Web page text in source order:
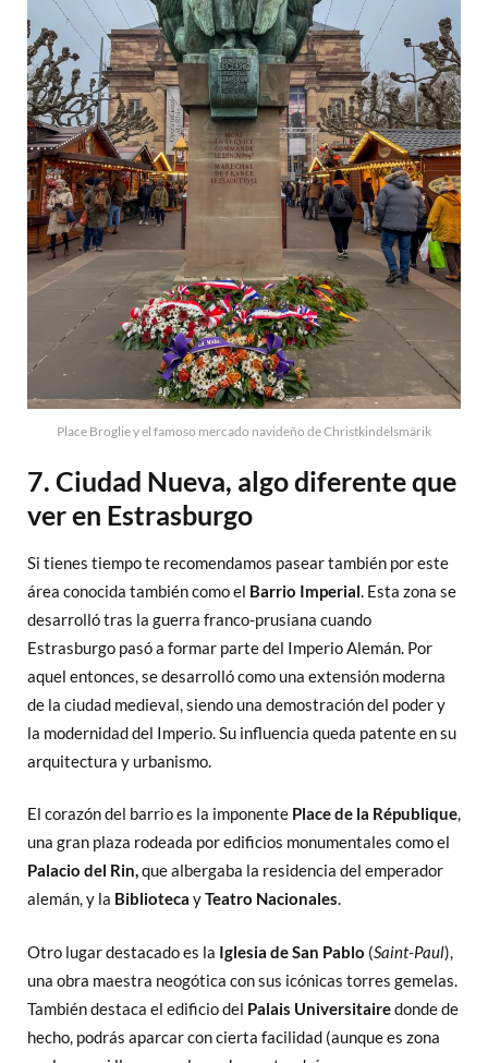
Place Broglie y el famoso mercado navideño de Christkindelsmärik
7. Ciudad Nueva, algo diferente que
ver en Estrasburgo
Si tienes tiempo te recomendamos pasear también por este
área conocida también como el Barrio Imperial . Esta zona se
desarrolló tras la guerra franco-prusiana cuando
Estrasburgo pasó a formar parte del Imperio Alemán. Por
aquel entonces, se desarrolló como una extensión moderna
de la ciudad medieval, siendo una demostración del poder y
la modernidad del Imperio. Su influencia queda patente en su
arquitectura y urbanismo.
El corazón del barrio es la imponente Place de la République,
una gran plaza rodeada por edificios monumentales como el
Palacio del Rin,que albergaba la residencia del emperador
alemán, y la Biblioteca yTeatro Nacionales.
Otro lugar destacado es la Iglesia de San Pablo (Saint-Paul),
una obra maestra neogótica con sus icónicas torres gemelas.
También destaca el edificio del Palais Universitairedonde de
hecho, podrás aparcar con cierta facilidad (aunque es zona